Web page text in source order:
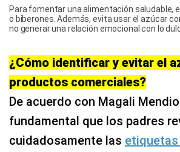
Para fomentar una alimentación saludable,
o biberones. Además, evita usar el azúcar
no generar una relación emocional con lo
¿Cómo identificar y evitar el
productos comerciales?
De acuerdo con Magali
fundamental que los padres
cuidadosamente las